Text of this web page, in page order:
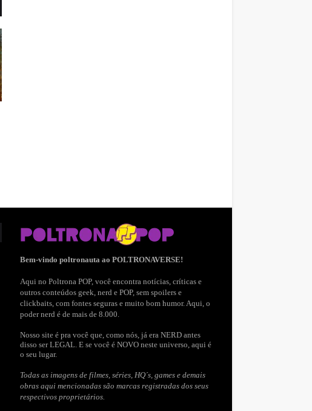
Bem-vindo poltronauta ao POLTRONAVERSE!
Aqui no Poltrona POP, você encontra notícias, críticas e
outros conteúdos geek, nerd e POP, sem spoilers e
clickbaits, com fontes seguras e muito bom humor. Aqui, o
poder nerd é de mais de 8.000.
Nosso site é pra você que, como nós, já era NERD antes
disso ser LEGAL. E se você é NOVO neste universo, aqui é
o seu lugar.
Todas as imagens de filmes, séries, HQ´s, games e demais
obras aqui mencionadas são marcas registradas dos seus
respectivos proprietários.